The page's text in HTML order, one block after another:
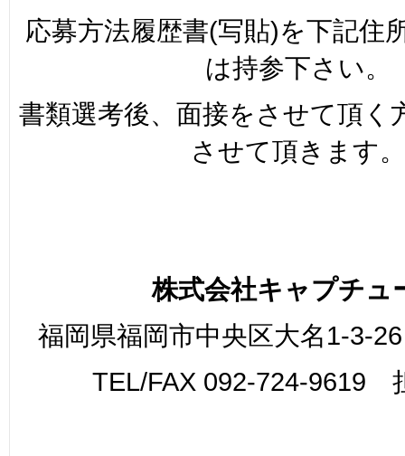
応募方法履歴書(写貼)を下記住
は持参下さい。
書類選考後、面接をさせて頂く
させて頂きます。
株式会社キャプチュ
福岡県福岡市中央区大名1-3-
TEL/FAX 092-724-9619